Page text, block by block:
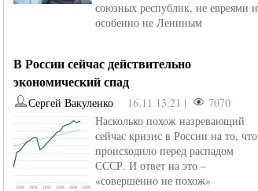
союзных республик, не евреями и
особенно не Лениным
В России сейчас действительно
экономический спад
Сергей Вакуленко 16.11 13:21 |
7070
Насколько похож назревающий
сейчас кризис в России на то, что
происходило перед распадом
СССР. И ответ на это –
«совершенно не похож»